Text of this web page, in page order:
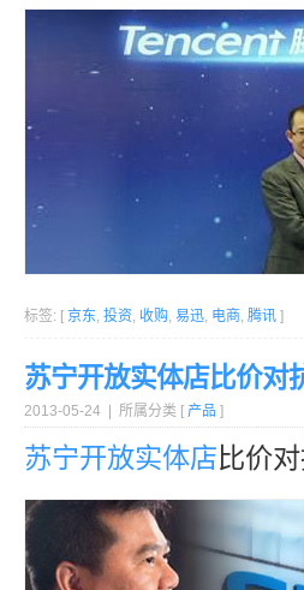
标签: [ 京东, 投资, 收购, 易迅, 电商, 腾讯 ]
苏宁开放实体店比价对
2013-05-24 | 所属分类 [ 产品 ]
苏宁开放实体店比价